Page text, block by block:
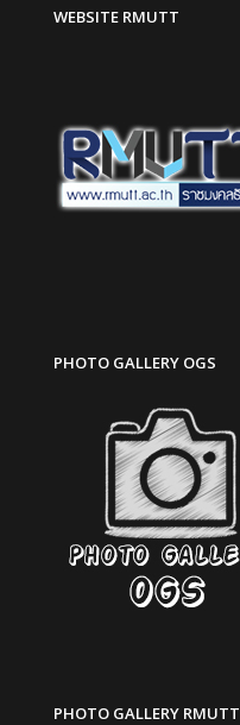
WEBSITE RMUTT
PHOTO GALLERY OGS
PHOTO GALLERY RMUTT